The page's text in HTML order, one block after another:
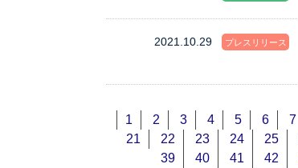
2021.10.29 プレスリリース
1 2 3 4 5 6 7
21
22 23 24 25
39
40 41 42